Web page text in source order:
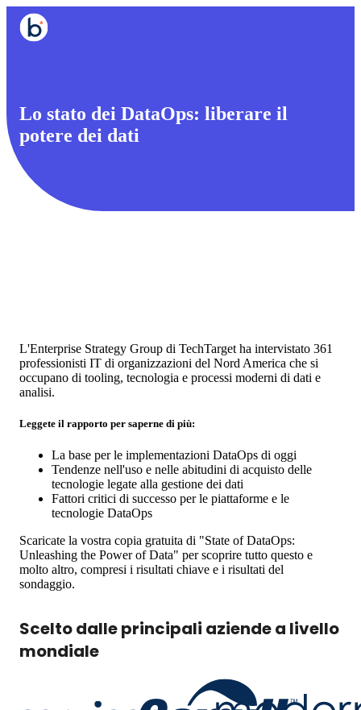
Lo stato dei DataOps: liberare il
potere dei dati
L'Enterprise Strategy Group di TechTarget ha intervistato 361
professionisti IT di organizzazioni del Nord America che si
occupano di tooling, tecnologia e processi moderni di dati e
analisi.
Leggete il rapporto per saperne di più:
La base per le implementazioni DataOps di oggi
Tendenze nell'uso e nelle abitudini di acquisto delle
tecnologie legate alla gestione dei dati
Fattori critici di successo per le piattaforme e le
tecnologie DataOps
Scaricate la vostra copia gratuita di "State of DataOps:
Unleashing the Power of Data" per scoprire tutto questo e
molto altro, compresi i risultati chiave e i risultati del
sondaggio.
Scelto dalle principali aziende a livello
mondiale